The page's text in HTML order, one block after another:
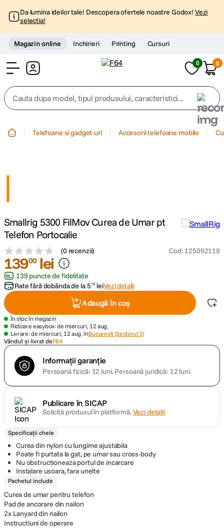
Da lumina ideilor tale! Descopera ofertele noastre Godox! Vezi
selectia!
Magazin online Inchirieri Printing Cursuri
0 0
Cauta dupa model, tipul produsului, caracteristici...
. peak design
canon sx740 hs
6. lavaliera
ulanzi
8. godox
9. card memorie
10. nou
Telefoane si gadget-uri Accesorii telefoane mobile
Smallrig 5300 FilMov Curea de Umar pt
Telefon Portocalie
(0 recenzii) Cod: 125092119
13900 lei
139 puncte de fidelitate
Rate fără dobânda de la579 leiVezi detalii
Adaugă în coș
În stoc în magazin
Ridicare easybox: de miercuri, 12 aug.
Livrare: de miercuri, 12 aug. înBucuresti (Sectorul 3)
Vândut și livrat deF64
Informații garanție
Persoană fizică: 12 luni.Persoană juridică: 12 luni.
Publicare în SICAP
Solicită produsul în platformă.Vezi detalii
Specificații cheie
Curea din nylon cu lungime ajustabila
Poate fi purtata la gat, pe umar sau cross-body
Nu obstructioneaza portul de incarcare
Instalare usoara, fara unelte
Pachetul include
Curea de umar pentru telefon
Pad de ancorare din nailon
2x Lanyard din nailon
Instructiuni de operare